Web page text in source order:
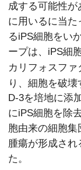
成する可能性
に用いるに当た
るiPS細胞をい
ープは、iPS細
カリフォスファ
り、細胞を破
D-3を培地に添
にiPS細胞を除
胞由来の細胞
腫瘍が形成さ
た。